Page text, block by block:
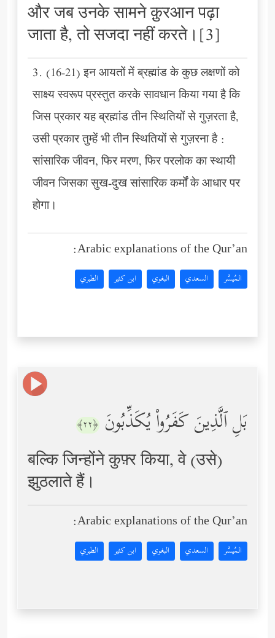
और जब उनके सामने क़ुरआन पढ़ा
जाता है, तो सजदा नहीं करते।[3]
3. (16-21) इन आयतों में ब्रह्मांड के कुछ लक्षणों को
साक्ष्य स्वरूप प्रस्तुत करके सावधान किया गया है कि
जिस प्रकार यह ब्रह्मांड तीन स्थितियों से गुज़रता है,
उसी प्रकार तुम्हें भी तीन स्थितियों से गुज़रना है :
सांसारिक जीवन, फिर मरण, फिर परलोक का स्थायी
जीवन जिसका सुख-दुख सांसारिक कर्मों के आधार पर
होगा।
Arabic explanations of the Qur’an:
المُيسَّر السعدي البغوي ابن كثير الطبري
بَلِ ٱلَّذِینَ كَفَرُواْ یُكَذِّبُونَ ﴿٢٢﴾
बल्कि जिन्होंने कुफ़्र किया, वे (उसे)
झुठलाते हैं।
Arabic explanations of the Qur’an:
المُيسَّر السعدي البغوي ابن كثير الطبري